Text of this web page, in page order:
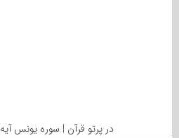
در پرتو قرآن | سوره یونس آیه 62 | دکتر حاجیان